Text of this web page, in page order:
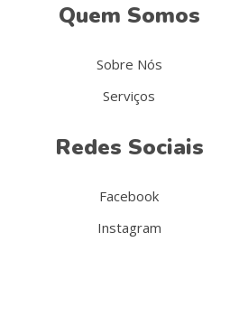
Quem Somos
Sobre Nós
Serviços
Redes Sociais
Facebook
Instagram